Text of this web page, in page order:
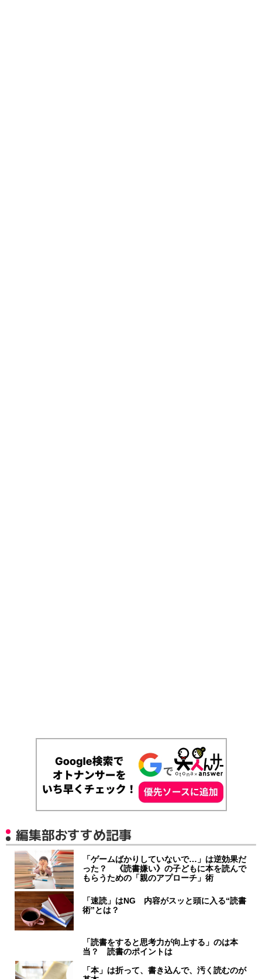
編集部おすすめ記事
「ゲームばかりしていないで…」は逆効果だ
った？ 《読書嫌い》の子どもに本を読んで
もらうための「親のアプローチ」術
「速読」はNG 内容がスッと頭に入る“読書
術”とは？
「読書をすると思考力が向上する」のは本
当？ 読書のポイントは
「本」は折って、書き込んで、汚く読むのが